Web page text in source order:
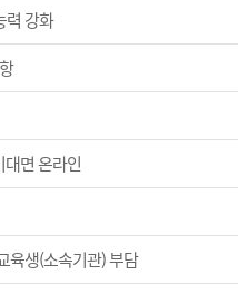
력 강화
대면 온라인
육생(소속기관) 부담